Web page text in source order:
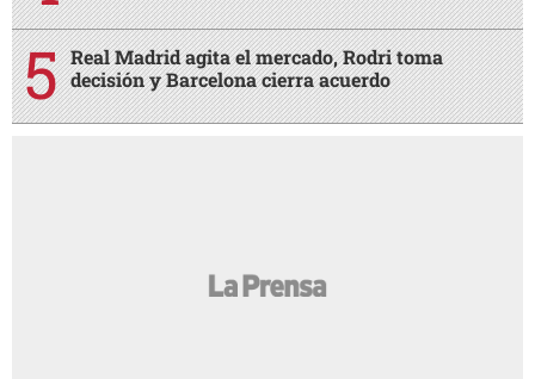
Real Madrid agita el mercado, Rodri toma
decisión y Barcelona cierra acuerdo